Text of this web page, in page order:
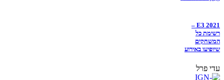
E3 2021 –
רשימת כל
המשחקים
שיופיעו באירוע
עדי פרל